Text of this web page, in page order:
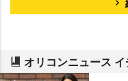
オリコンニュース